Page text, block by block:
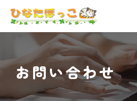
お問い合わせ
会社概要
サービス
プログラム